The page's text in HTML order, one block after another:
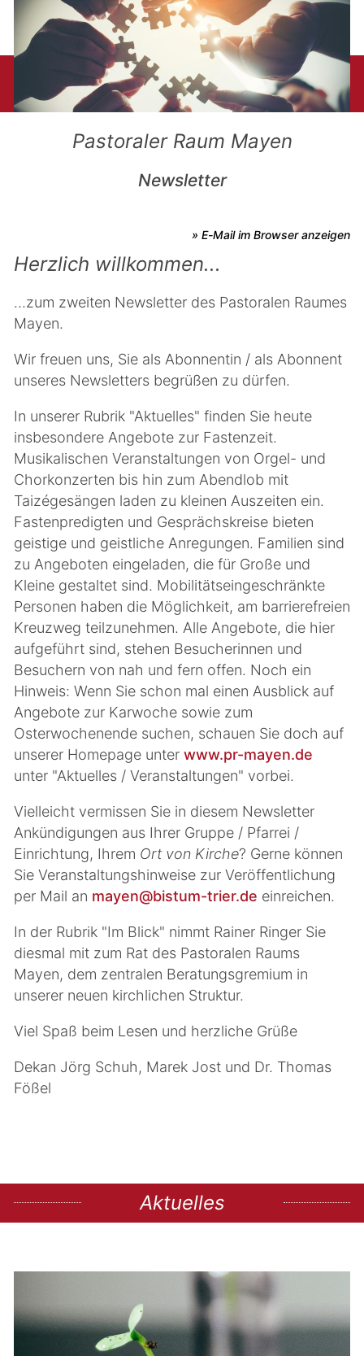
Pastoraler Raum Mayen
Newsletter
» E-Mail im Browser anzeigen
Herzlich willkommen...
...zum zweiten Newsletter des Pastoralen Raumes
Mayen.
Wir freuen uns, Sie als Abonnentin / als Abonnent
unseres Newsletters begrüßen zu dürfen.
In unserer Rubrik "Aktuelles" finden Sie heute
insbesondere Angebote zur Fastenzeit.
Musikalischen Veranstaltungen von Orgel- und
Chorkonzerten bis hin zum Abendlob mit
Taizégesängen laden zu kleinen Auszeiten ein.
Fastenpredigten und Gesprächskreise bieten
geistige und geistliche Anregungen. Familien sind
zu Angeboten eingeladen, die für Große und
Kleine gestaltet sind. Mobilitätseingeschränkte
Personen haben die Möglichkeit, am barrierefreien
Kreuzweg teilzunehmen. Alle Angebote, die hier
aufgeführt sind, stehen Besucherinnen und
Besuchern von nah und fern offen. Noch ein
Hinweis: Wenn Sie schon mal einen Ausblick auf
Angebote zur Karwoche sowie zum
Osterwochenende suchen, schauen Sie doch auf
unserer Homepage unter www.pr-mayen.de
unter "Aktuelles / Veranstaltungen" vorbei.
Vielleicht vermissen Sie in diesem Newsletter
Ankündigungen aus Ihrer Gruppe / Pfarrei /
Einrichtung, Ihrem Ort von Kirche? Gerne können
Sie Veranstaltungshinweise zur Veröffentlichung
per Mail an mayen@bistum-trier.de einreichen.
In der Rubrik "Im Blick" nimmt Rainer Ringer Sie
diesmal mit zum Rat des Pastoralen Raums
Mayen, dem zentralen Beratungsgremium in
unserer neuen kirchlichen Struktur.
Viel Spaß beim Lesen und herzliche Grüße
Dekan Jörg Schuh, Marek Jost und Dr. Thomas
Fößel
Aktuelles